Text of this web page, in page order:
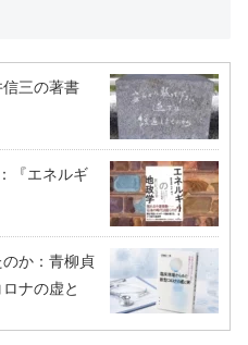
三の著書
『エネルギ
か：青柳貞
ナの虚と